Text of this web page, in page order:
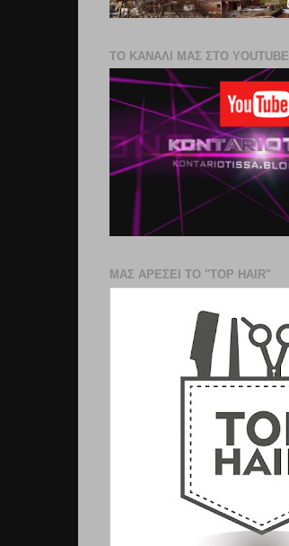
ΤΟ ΚΑΝΑΛΙ ΜΑΣ ΣΤΟ YOUTUBE
ΜΑΣ ΑΡΕΣΕΙ ΤΟ "TOP HAIR"